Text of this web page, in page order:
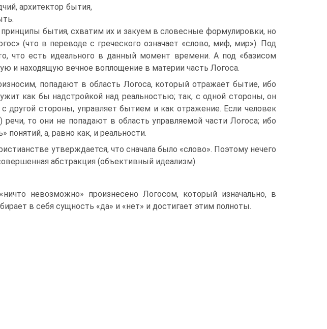
архитектор бытия,
бытия, схватим их и закуем в словесные формулировки, но
(что в переводе с греческого означает «слово, миф, мир»). Под
что есть идеального в данный момент времени. А под «базисом
и находящую вечное воплощение в материи часть Логоса.
попадают в область Логоса, который отражает бытие, ибо
как бы надстройкой над реальностью; так, с одной стороны, он
другой стороны, управляет бытием и как отражение. Если человек
то они не попадают в область управляемой части Логоса; ибо
понятий, а, равно как, и реальности.
утверждается, что сначала было «слово». Поэтому нечего
абстракция (объективный идеализм).
невозможно» произнесено Логосом, который изначально, в
в себя сущность «да» и «нет» и достигает этим полноты.